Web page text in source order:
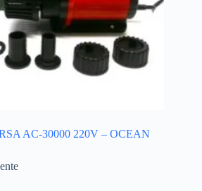
AC-30000 220V – OCEAN